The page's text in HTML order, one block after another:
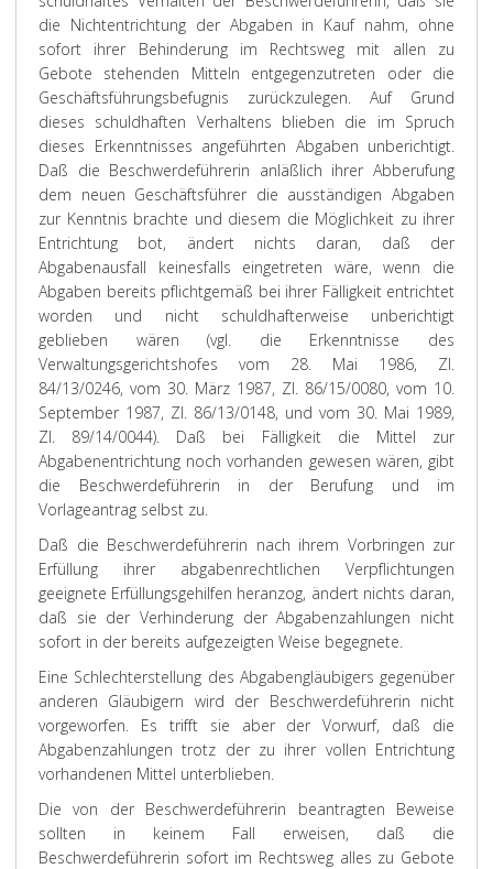
die Nichtentrichtung der Abgaben in Kauf nahm, ohne
sofort ihrer Behinderung im Rechtsweg mit allen zu
Gebote stehenden Mitteln entgegenzutreten oder die
Geschäftsführungsbefugnis zurückzulegen. Auf Grund
dieses schuldhaften Verhaltens blieben die im Spruch
dieses Erkenntnisses angeführten Abgaben unberichtigt.
Daß die Beschwerdeführerin anläßlich ihrer Abberufung
dem neuen Geschäftsführer die ausständigen Abgaben
zur Kenntnis brachte und diesem die Möglichkeit zu ihrer
Entrichtung bot, ändert nichts daran, daß der
Abgabenausfall keinesfalls eingetreten wäre, wenn die
Abgaben bereits pflichtgemäß bei ihrer Fälligkeit entrichtet
worden und nicht schuldhafterweise unberichtigt
geblieben wären (vgl. die Erkenntnisse des
Verwaltungsgerichtshofes vom 28. Mai 1986, Zl.
84/13/0246, vom 30. März 1987, Zl. 86/15/0080, vom 10.
September 1987, Zl. 86/13/0148, und vom 30. Mai 1989,
Zl. 89/14/0044). Daß bei Fälligkeit die Mittel zur
Abgabenentrichtung noch vorhanden gewesen wären, gibt
die Beschwerdeführerin in der Berufung und im
Vorlageantrag selbst zu.
Daß die Beschwerdeführerin nach ihrem Vorbringen zur
Erfüllung ihrer abgabenrechtlichen Verpflichtungen
geeignete Erfüllungsgehilfen heranzog, ändert nichts daran,
daß sie der Verhinderung der Abgabenzahlungen nicht
sofort in der bereits aufgezeigten Weise begegnete.
Eine Schlechterstellung des Abgabengläubigers gegenüber
anderen Gläubigern wird der Beschwerdeführerin nicht
vorgeworfen. Es trifft sie aber der Vorwurf, daß die
Abgabenzahlungen trotz der zu ihrer vollen Entrichtung
vorhandenen Mittel unterblieben.
Die von der Beschwerdeführerin beantragten Beweise
sollten in keinem Fall erweisen, daß die
Beschwerdeführerin sofort im Rechtsweg alles zu Gebote